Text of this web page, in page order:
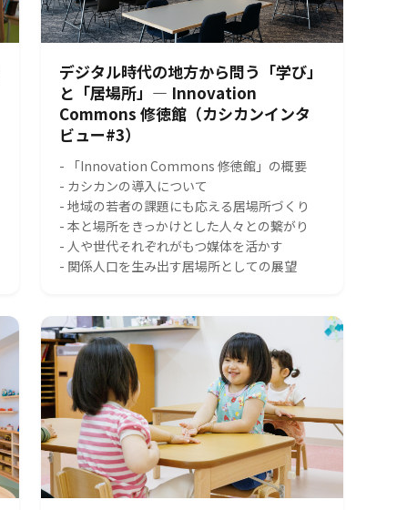
デジタル時代の地方から問う「学び」
と「居場所」― Innovation
Commons 修徳館（カシカンインタ
ビュー#3）
- 「Innovation Commons 修徳館」の概要
- カシカンの導入について
- 地域の若者の課題にも応える居場所づくり
- 本と場所をきっかけとした人々との繋がり
- 人や世代それぞれがもつ媒体を活かす
- 関係人口を生み出す居場所としての展望